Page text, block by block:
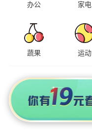
办公 家电
蔬果 运动